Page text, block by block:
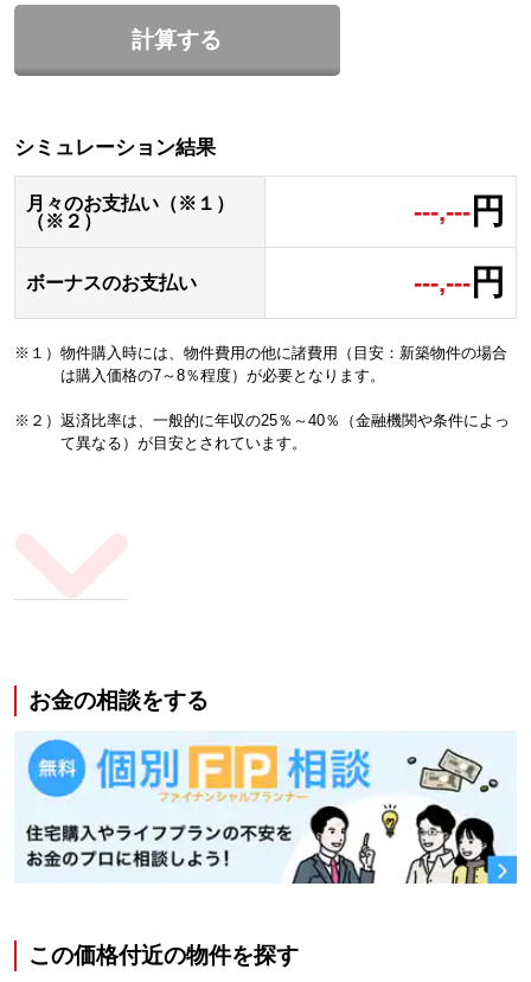
計算する
シミュレーション結果
月々のお支払い（※１）
（※２）
---,---円
ボーナスのお支払い ---,---円
※１）物件購入時には、物件費用の他に諸費用（目安：新築物件の場合
は購入価格の7～8％程度）が必要となります。
※２）返済比率は、一般的に年収の25％～40％（金融機関や条件によっ
て異なる）が目安とされています。
お金の相談をする
この価格付近の物件を探す